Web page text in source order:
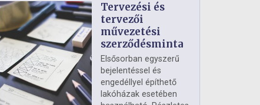
Tervezési és
tervezői
művezetési
szerződésminta
Elsősorban egyszerű
bejelentéssel és
engedéllyel építhető
lakóházak esetében